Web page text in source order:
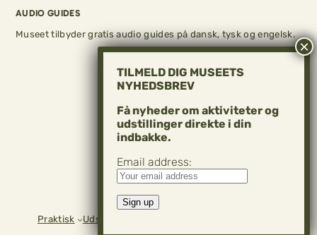
AUDIO GUIDES
Museet tilbyder gratis audio guides på dansk, tysk og engelsk.
Praktisk Udstillinger
TILMELD DIG MUSEETS
NYHEDSBREV
Få nyheder om aktiviteter og
udstillinger direkte i din
indbakke.
Email address: